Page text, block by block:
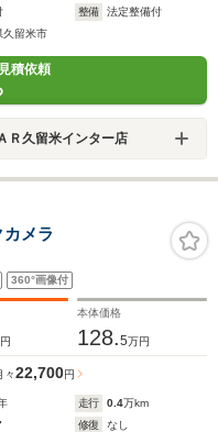
整備
法定整備付
久留米市
積依頼
Ｒ久留米インター店
メラ
360°画像付
本体価格
128.5万円
々22,700円
走行 0.4万km
修復
なし